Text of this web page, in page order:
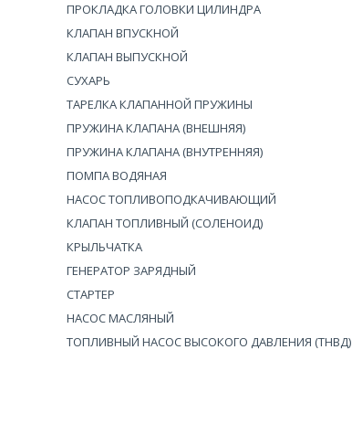
ПРОКЛАДКА ГОЛОВКИ ЦИЛИНДРА
КЛАПАН ВПУСКНОЙ
КЛАПАН ВЫПУСКНОЙ
СУХАРЬ
ТАРЕЛКА КЛАПАННОЙ ПРУЖИНЫ
ПРУЖИНА КЛАПАНА (ВНЕШНЯЯ)
ПРУЖИНА КЛАПАНА (ВНУТРЕННЯЯ)
ПОМПА ВОДЯНАЯ
НАСОС ТОПЛИВОПОДКАЧИВАЮЩИЙ
КЛАПАН ТОПЛИВНЫЙ (СОЛЕНОИД)
КРЫЛЬЧАТКА
ГЕНЕРАТОР ЗАРЯДНЫЙ
СТАРТЕР
НАСОС МАСЛЯНЫЙ
ТОПЛИВНЫЙ НАСОС ВЫСОКОГО ДАВЛЕНИЯ (ТНВД)